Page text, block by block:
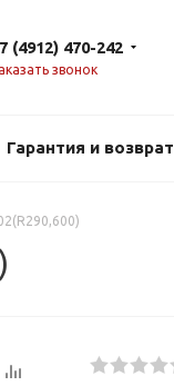
(4912) 470-242
звонок
Гарантия и возврат